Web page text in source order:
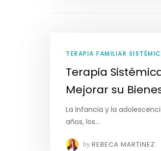
TERAPIA FAMILIAR
Terapia
Mejorar su
La infancia y la
años, los…
by REBECA MARTINEZ